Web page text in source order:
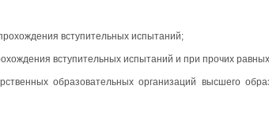
вступительных испытаний;
вступительных испытаний и при прочих
образовательных организаций высшего